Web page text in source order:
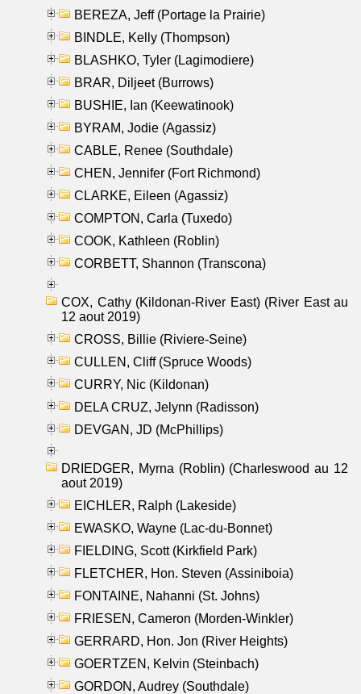
BEREZA, Jeff (Portage la Prairie)
BINDLE, Kelly (Thompson)
BLASHKO, Tyler (Lagimodiere)
BRAR, Diljeet (Burrows)
BUSHIE, Ian (Keewatinook)
BYRAM, Jodie (Agassiz)
CABLE, Renee (Southdale)
CHEN, Jennifer (Fort Richmond)
CLARKE, Eileen (Agassiz)
COMPTON, Carla (Tuxedo)
COOK, Kathleen (Roblin)
CORBETT, Shannon (Transcona)
COX, Cathy (Kildonan-River East) (River East au
12 aout 2019)
CROSS, Billie (Riviere-Seine)
CULLEN, Cliff (Spruce Woods)
CURRY, Nic (Kildonan)
DELA CRUZ, Jelynn (Radisson)
DEVGAN, JD (McPhillips)
DRIEDGER, Myrna (Roblin) (Charleswood au 12
aout 2019)
EICHLER, Ralph (Lakeside)
EWASKO, Wayne (Lac-du-Bonnet)
FIELDING, Scott (Kirkfield Park)
FLETCHER, Hon. Steven (Assiniboia)
FONTAINE, Nahanni (St. Johns)
FRIESEN, Cameron (Morden-Winkler)
GERRARD, Hon. Jon (River Heights)
GOERTZEN, Kelvin (Steinbach)
GORDON, Audrey (Southdale)